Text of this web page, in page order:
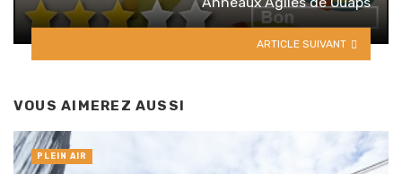
ARTICLE SUIVANT
VOUS AIMEREZ AUSSI
PLEIN AIR